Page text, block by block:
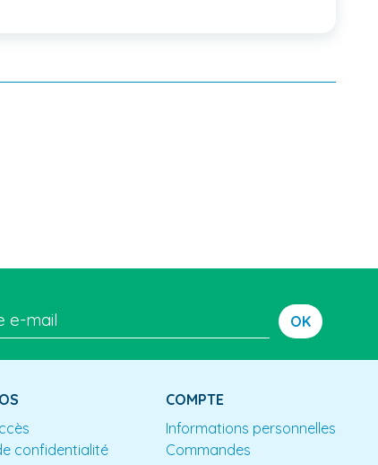
OK
confidentialité
COMPTE
Informations personnelles
Commandes